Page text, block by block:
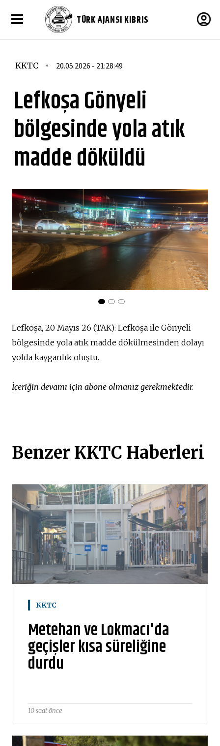
TÜRK AJANSI KIBRIS
KKTC 20.05.2026 - 21:28:49
Lefkoşa Gönyeli
bölgesinde yola atık
madde döküldü
Lefkoşa, 20 Mayıs 26 (TAK): Lefkoşa ile Gönyeli
bölgesinde yola atık madde dökülmesinden dolayı
yolda kayganlık oluştu.
İçeriğin devamı için abone olmanız gerekmektedir.
Benzer KKTC Haberleri
KKTC
Metehan ve Lokmacı'da
geçişler kısa süreliğine
durdu
10 saat önce